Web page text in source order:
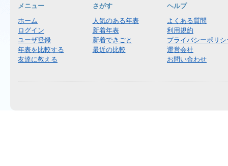
メニュー
ホーム
ログイン
ユーザ登録
年表を比較する
友達に教える
さがす
人気のある年表
新着年表
新着できごと
最近の比較
ヘルプ
よくある質問
利用規約
プライバシーポリシ
運営会社
お問い合わせ